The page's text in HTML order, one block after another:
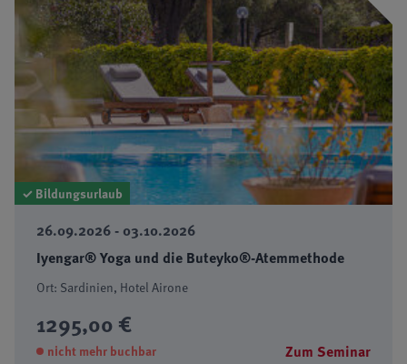
✓ Bildungsurlaub
26.09.2026 - 03.10.2026
Iyengar® Yoga und die Buteyko®-Atemmethode
Ort: Sardinien, Hotel Airone
1295,00 €
nicht mehr buchbar Zum Seminar